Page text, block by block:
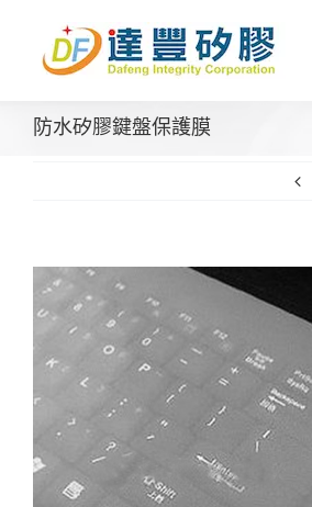
content
防水矽膠鍵盤保護膜
View
Larger
Image